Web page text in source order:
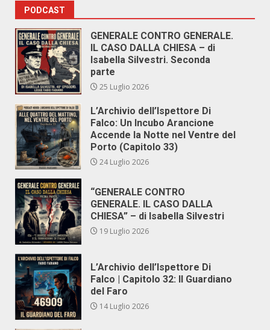
PODCAST
GENERALE CONTRO GENERALE.
IL CASO DALLA CHIESA – di
Isabella Silvestri. Seconda
parte
25 Luglio 2026
L’Archivio dell’Ispettore Di
Falco: Un Incubo Arancione
Accende la Notte nel Ventre del
Porto (Capitolo 33)
24 Luglio 2026
“GENERALE CONTRO
GENERALE. IL CASO DALLA
CHIESA” – di Isabella Silvestri
19 Luglio 2026
L’Archivio dell’Ispettore Di
Falco | Capitolo 32: Il Guardiano
del Faro
14 Luglio 2026